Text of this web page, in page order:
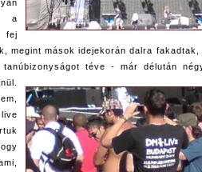
a
fej
megint mások idejekorán dalra fakadtak,
téve - már délután